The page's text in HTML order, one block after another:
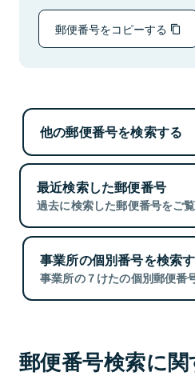
郵便番号をコピーする
他の郵便番号を検索する
最近検索した郵便番号
過去に検索した郵便番号をご
事業所の個別番号を検索
事業所の７けたの個別郵便番
郵便番号検索に